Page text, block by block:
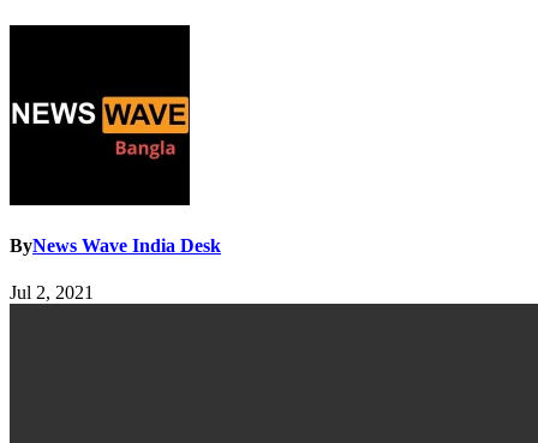
ByNews Wave India Desk
Jul 2, 2021